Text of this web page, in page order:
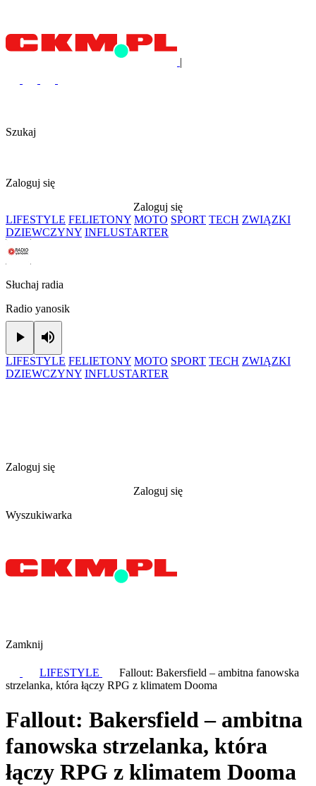
|
Szukaj
Zaloguj się
Zaloguj się
LIFESTYLE FELIETONY MOTO SPORT TECH ZWIĄZKI
DZIEWCZYNY INFLUSTARTER
Słuchaj radia
Radio yanosik
Play
LIFESTYLE FELIETONY MOTO SPORT TECH ZWIĄZKI
DZIEWCZYNY INFLUSTARTER
Zaloguj się
Zaloguj się
Wyszukiwarka
Zamknij
LIFESTYLE
Fallout: Bakersfield – ambitna fanowska
strzelanka, która łączy RPG z klimatem Dooma
Fallout: Bakersfield – ambitna
fanowska strzelanka, która
łączy RPG z klimatem Dooma